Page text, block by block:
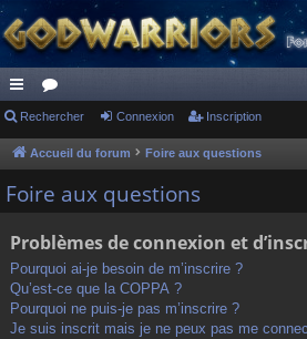
ac
co
ur
s
or
u
Rechercher Connexion Inscription
Accueil du forum Foire aux questions
Foire aux questions
Problèmes de connexion et
Pourquoi ai-je besoin de m’inscrire ?
Qu’est-ce que la COPPA ?
Pourquoi ne puis-je pas m’inscrire ?
Je suis inscrit mais je ne peux pas me